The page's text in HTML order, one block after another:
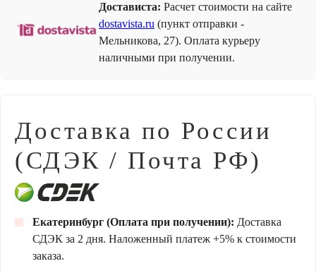
Достависта: Расчет стоимости на сайте
dostavista.ru (пункт отправки -
Мельникова, 27). Оплата курьеру
наличными при получении.
Доставка по России
(СДЭК / Почта РФ)
Екатеринбург (Оплата при получении): Доставка
СДЭК за 2 дня. Наложенный платеж +5% к стоимости
заказа.